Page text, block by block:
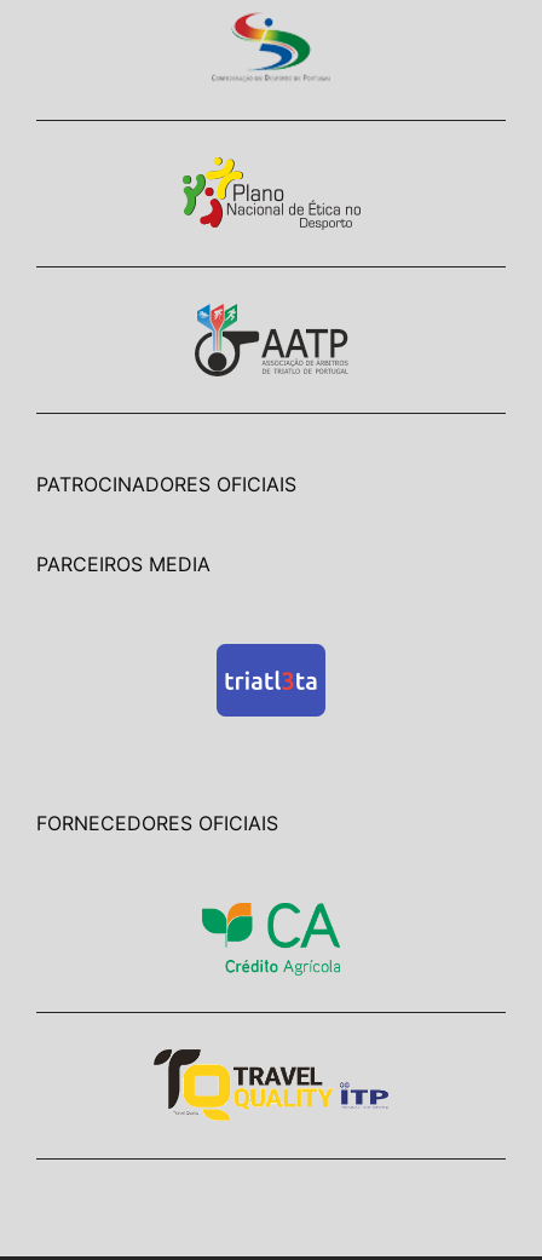
PATROCINADORES OFICIAIS
PARCEIROS MEDIA
FORNECEDORES OFICIAIS